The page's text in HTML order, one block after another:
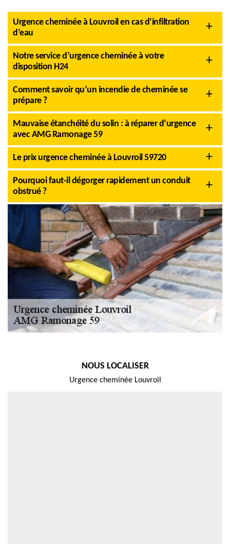
Urgence cheminée à Louvroil en cas d’infiltration
d’eau
Notre service d’urgence cheminée à votre
disposition H24
Comment savoir qu’un incendie de cheminée se
prépare ?
Mauvaise étanchéité du solin : à réparer d’urgence
avec AMG Ramonage 59
Le prix urgence cheminée à Louvroil 59720
Pourquoi faut-il dégorger rapidement un conduit
obstrué ?
NOUS LOCALISER
Urgence cheminée Louvroil